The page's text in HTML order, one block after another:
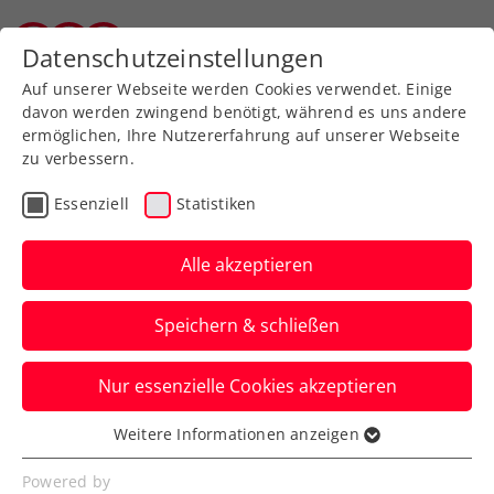
Zurück zur Newsübersicht
Davis Cup
Von den Musketieren bis
heute: Österreichs größte
Davis-Cup-Erfolgsjahre
Die Geschichte zeigt: 2025 bietet sich
dem KURIER Austria Davis Cup Team eine
keineswegs häufige Gelegenheit.
Verfasst von: Manuel Wachta, 22.08.2025
Datenschutzeinstellungen
Auf unserer Webseite werden Cookies verwendet. Einige
davon werden zwingend benötigt, während es uns andere
ermöglichen, Ihre Nutzererfahrung auf unserer Webseite
zu verbessern.
Essenziell Statistiken
Alle akzeptieren
Speichern & schließen
Nur essenzielle Cookies akzeptieren
Essenziell
Essenzielle Cookies werden für grundlegende
Weitere Informationen anzeigen
Powered by